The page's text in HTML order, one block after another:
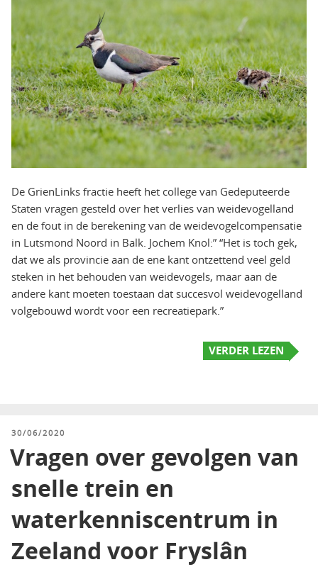
De GrienLinks fractie heeft het college van Gedeputeerde
Staten vragen gesteld over het verlies van weidevogelland
en de fout in de berekening van de weidevogelcompensatie
in Lutsmond Noord in Balk. Jochem Knol:” “Het is toch gek,
dat we als provincie aan de ene kant ontzettend veel geld
steken in het behouden van weidevogels, maar aan de
andere kant moeten toestaan dat succesvol weidevogelland
volgebouwd wordt voor een recreatiepark.”
VERDER LEZEN
GEPLAATST
30/06/2020
Vragen over gevolgen van
snelle trein en
waterkenniscentrum in
Zeeland voor Fryslân